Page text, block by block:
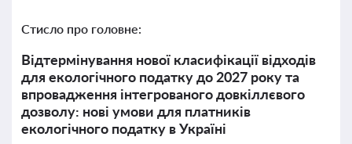
Стисло про головне:
Відтермінування нової класифікації відходів
для екологічного податку до 2027 року та
впровадження інтегрованого довкіллєвого
дозволу: нові умови для платників
екологічного податку в Україні